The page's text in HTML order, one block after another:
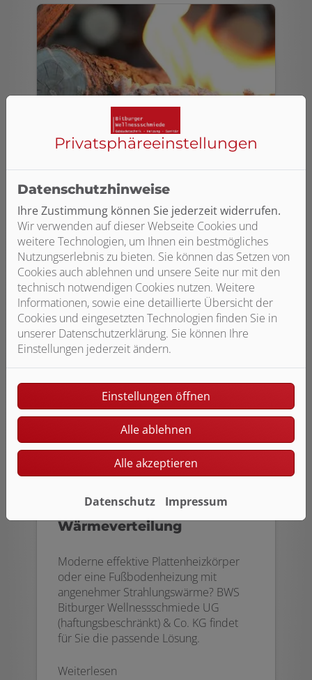
Regenerativ heizen
Verbinden Sie wohlige Wärme mit dem
Schutz unseres Klimas. Durch
Wärmepumpen, Solarthermie oder das
Heizen mit dem nachwachsenden
Rohstoff Holz.
Weiterlesen
Wärmeverteilung
Moderne effektive Plattenheizkörper
oder eine Fußbodenheizung mit
angenehmer Strahlungswärme? BWS
Bitburger Wellnessschmiede UG
(haftungsbeschränkt) & Co. KG findet
für Sie die passende Lösung.
Weiterlesen
Privatsphäre­einstellungen
Datenschutzhinweise
Ihre Zustimmung können Sie jederzeit widerrufen.
Wir verwenden auf dieser Webseite Cookies und
weitere Technologien, um Ihnen ein bestmögliches
Nutzungserlebnis zu bieten. Sie können das Setzen von
Cookies auch ablehnen und unsere Seite nur mit den
technisch notwendigen Cookies nutzen. Weitere
Informationen, sowie eine detaillierte Übersicht der
Cookies und eingesetzten Technologien finden Sie in
unserer Datenschutzerklärung. Sie können Ihre
Einstellungen jederzeit ändern.
Einstellungen öffnen
Alle ablehnen
Alle akzeptieren
Datenschutz Impressum